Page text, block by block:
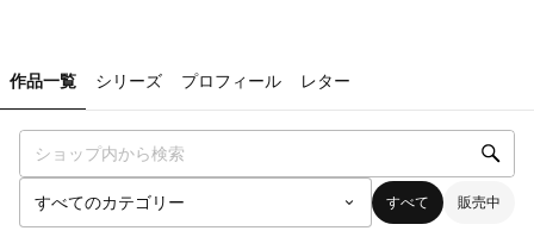
作品一覧 シリーズ プロフィール レター
すべて 販売中